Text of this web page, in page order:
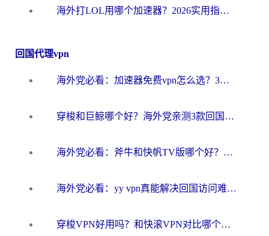
海外打LOL用哪个加速器？2026实用指南：从延迟到设备适配，一篇解决你的国服游戏痛点
回国代理vpn
海外党必看：加速器免费vpn怎么选？3步教你无缝访问国内资源
穿梭和巨鲸哪个好？海外党亲测3款回国加速器，教你避开90%的坑
海外党必看：斧牛和快帆TV版哪个好？3分钟选对回国加速器，无缝刷B站、追热剧
海外党必看：yy vpn真能解决回国访问难题？附云极initap测评+免费方案对比
穿梭VPN好用吗？和快滚VPN对比哪个回国效果更好？海外党选回国加速器必看指南